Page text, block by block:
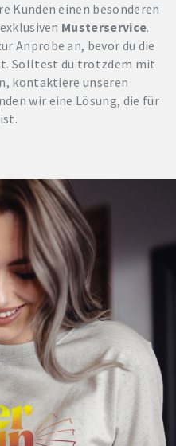
Kunden einen besonderen
Musterservice.
Anprobe an, bevor du die
Solltest du trotzdem mit
kontaktiere unseren
wir eine Lösung, die für